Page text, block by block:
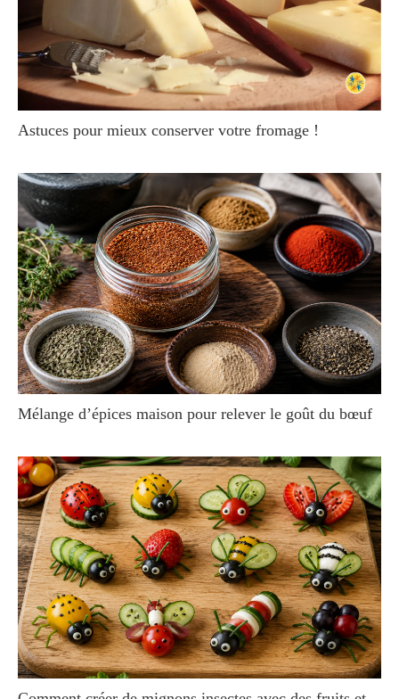
Astuces pour mieux conserver votre fromage !
Mélange d’épices maison pour relever le goût du bœuf